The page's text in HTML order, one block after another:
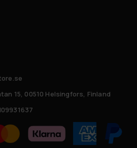
15, 00510 Helsingfors, Finland